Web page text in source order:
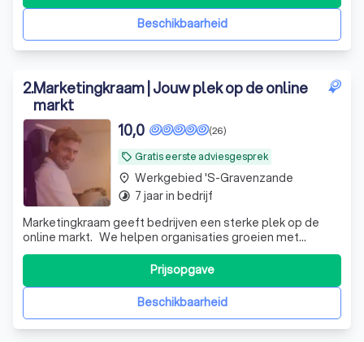
Beschikbaarheid
2.Marketingkraam | Jouw plek op de online
markt
local_offer Gratis eerste adviesgesprek
(26)
10,0
Marketingkraam geeft bedrijven een sterke plek op de
online markt. We helpen organisaties groeien met
transparante online marketing – van vindbaarheid tot
conversie. Groeipakketten vanaf € 800 p/m
Beschikbaarheid
Prijsopgave
place Werkgebied 's-Gravenzande
timelapse 7 jaar in bedrijf